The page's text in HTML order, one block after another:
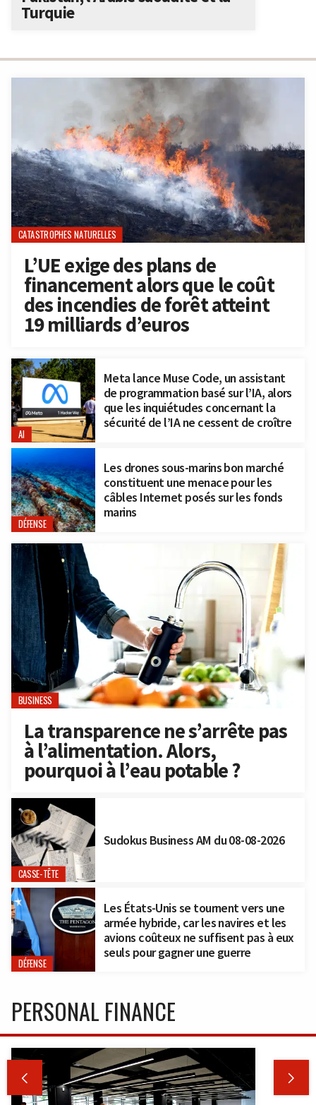
CATASTROPHES NATURELLES
L’UE exige des plans de
financement alors que le coût
des incendies de forêt atteint
19 milliards d’euros
AI
Meta lance Muse Code, un assistant
de programmation basé sur l’IA, alors
que les inquiétudes concernant la
sécurité de l’IA ne cessent de croître
DÉFENSE
Les drones sous-marins bon marché
constituent une menace pour les
câbles Internet posés sur les fonds
marins
BUSINESS
La transparence ne s’arrête pas
à l’alimentation. Alors,
pourquoi à l’eau potable ?
CASSE-TÊTE
Sudokus Business AM du 08-08-2026
DÉFENSE
Les États-Unis se tournent vers une
armée hybride, car les navires et les
avions coûteux ne suffisent pas à eux
seuls pour gagner une guerre
Turquie
PERSONAL FINANCE
 